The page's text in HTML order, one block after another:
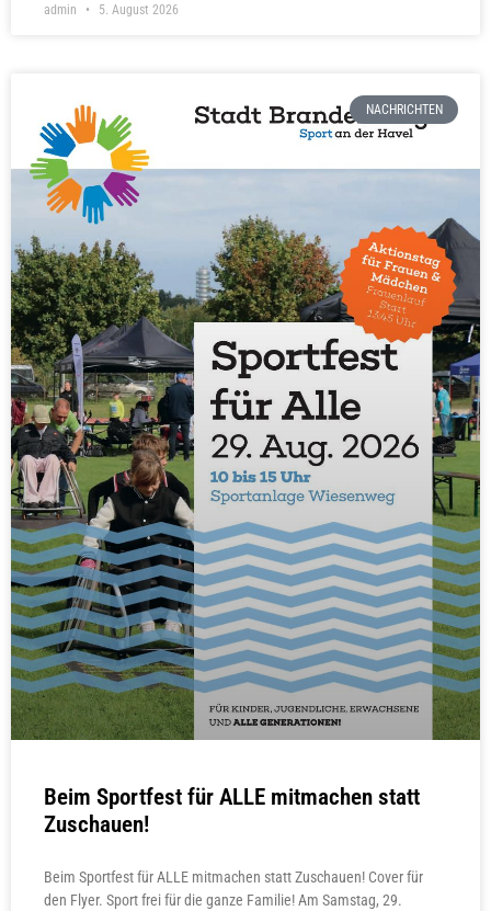
admin 5. August 2026
NACHRICHTEN
Beim Sportfest für ALLE mitmachen statt
Zuschauen!
Beim Sportfest für ALLE mitmachen statt Zuschauen! Cover für
den Flyer. Sport frei für die ganze Familie! Am Samstag, 29.